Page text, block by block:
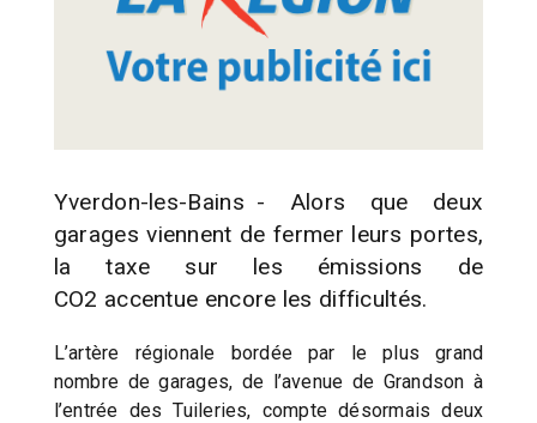
Yverdon-les-Bains - Alors que deux
garages viennent de fermer leurs portes,
la taxe sur les émissions de
CO2 accentue encore les difficultés.
L’artère régionale bordée par le plus grand
nombre de garages, de l’avenue de Grandson à
l’entrée des Tuileries, compte désormais deux